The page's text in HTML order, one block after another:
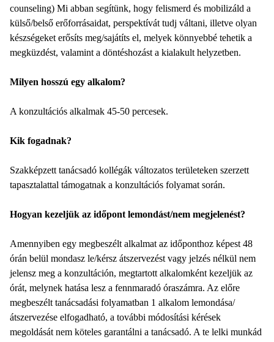
counseling) Mi abban segítünk, hogy felismerd és mobilizáld a
külső/belső erőforrásaidat, perspektívát tudj váltani, illetve olyan
készségeket erősíts meg/sajátíts el, melyek könnyebbé tehetik a
megküzdést, valamint a döntéshozást a kialakult helyzetben.
Milyen hosszú egy alkalom?
A konzultációs alkalmak 45-50 percesek.
Kik fogadnak?
Szakképzett tanácsadó kollégák változatos területeken szerzett
tapasztalattal támogatnak a konzultációs folyamat során.
Hogyan kezeljük az időpont lemondást/nem megjelenést?
Amennyiben egy megbeszélt alkalmat az időponthoz képest 48
órán belül mondasz le/kérsz átszervezést vagy jelzés nélkül nem
jelensz meg a konzultáción, megtartott alkalomként kezeljük az
órát, melynek hatása lesz a fennmaradó óraszámra. Az előre
megbeszélt tanácsadási folyamatban 1 alkalom lemondása/
átszervezése elfogadható, a további módosítási kérések
megoldását nem köteles garantálni a tanácsadó. A te lelki munkád